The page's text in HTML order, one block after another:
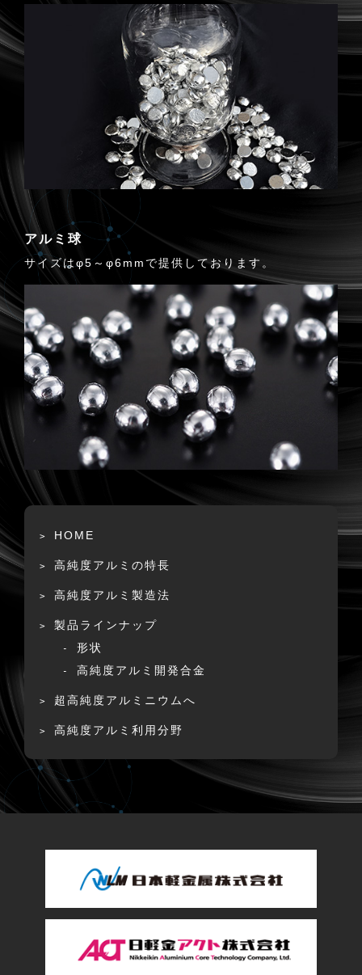
アルミ球
サイズはφ5～φ6mmで提供しております。
HOME
高純度アルミの特長
高純度アルミ製造法
製品ラインナップ
形状
高純度アルミ開発合金
超高純度アルミニウムへ
高純度アルミ利用分野